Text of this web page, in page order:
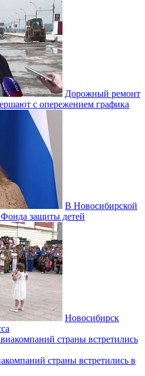
Дорожный ремонт
с опережением графика
В Новосибирской
Фонда защиты детей
Новосибирск
страны встретились в